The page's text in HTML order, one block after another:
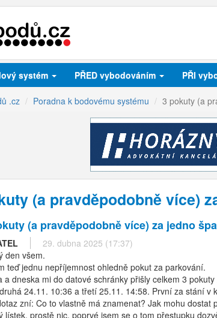
systém PŘED vybodováním PŘI
.cz Poradna k bodovému systému 3 pokuty (a
(a pravděpodobně více)
(a pravděpodobně více) za jedno
29. dubna 2025 (17:37)
den všem.
teď jednu nepříjemnost ohledně pokut za parkování.
a dneska mi do datové schránky přišly celkem 3
24.11. 10:36 a třetí 25.11. 14:58. První za stání
zní: Co to vlastně má znamenat? Jak mohu
lístek, prostě nic, poprvé jsem se o tom přestupku